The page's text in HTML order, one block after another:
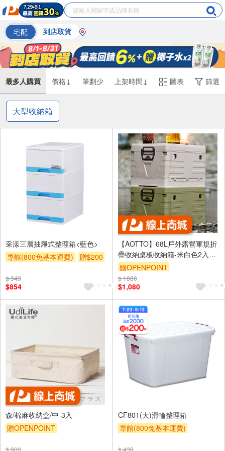
宅配 到店取貨
最多人購買 價格↓ 筆劃少 上架時間↓ 圖表 篩選
大型收納箱
采漾三層抽屜式整理箱<藍色>
專館(800免基本運費)
贈$200
$ 949
$854
【AOTTO】68L戶外露營軍規折
疊收納桌板收納箱-米白色2入
(AL-202W*2)
贈OPENPOINT
滿3000享95折
$ 1880
$1,080
森/棉麻收納盒/中-3入
贈OPENPOINT
$ 900
CF801(大)滑輪整理箱
專館(800免基本運費)
$ 439